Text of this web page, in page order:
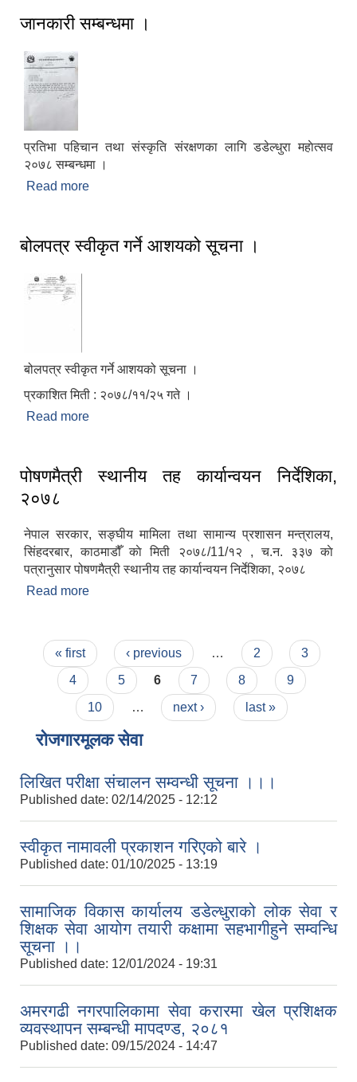
जानकारी सम्बन्धमा ।
प्रतिभा पहिचान तथा संस्कृति संरक्षणका लागि डडेल्धुरा महाेत्सव
२०७८ सम्बन्धमा ।
Read more
बोलपत्र स्वीकृत गर्ने आशयको सूचना ।
बोलपत्र स्वीकृत गर्ने आशयको सूचना ।
प्रकाशित मिती : २०७८/११/२५ गते ।
Read more
पोषणमैत्री स्थानीय तह कार्यान्वयन निर्देशिका,
२०७८
नेपाल सरकार, सङ्‍घीय मामिला तथा सामान्य प्रशासन मन्त्रालय,
सिंहदरबार, काठमाडौँ काे मिती २०७८/11/१२ , च.न. ३३७ काे
पत्रानुसार पोषणमैत्री स्थानीय तह कार्यान्वयन निर्देशिका, २०७८
Read more
Pages
« first ‹ previous … 2
3
4
5 6 7 8
9
10
… next › last »
रोजगारमूलक सेवा
लिखित परीक्षा संचालन सम्वन्धी सूचना ।।।
Published date: 02/14/2025 - 12:12
स्वीकृत नामावली प्रकाशन गरिएको बारे ।
Published date: 01/10/2025 - 13:19
सामाजिक विकास कार्यालय डडेल्धुराको लोक सेवा र
शिक्षक सेवा आयोग तयारी कक्षामा सहभागीहुने सम्वन्धि
सूचना ।।
Published date: 12/01/2024 - 19:31
अमरगढी नगरपालिकामा सेवा करारमा खेल प्रशिक्षक
व्यवस्थापन सम्बन्धी मापदण्ड, २०८१
Published date: 09/15/2024 - 14:47